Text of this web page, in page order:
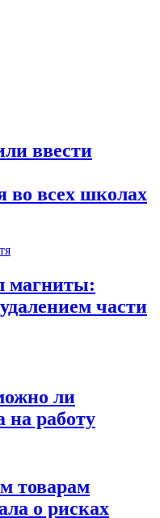
ввести
во всех школах
магниты:
части
ли
на работу
товарам
о рисках